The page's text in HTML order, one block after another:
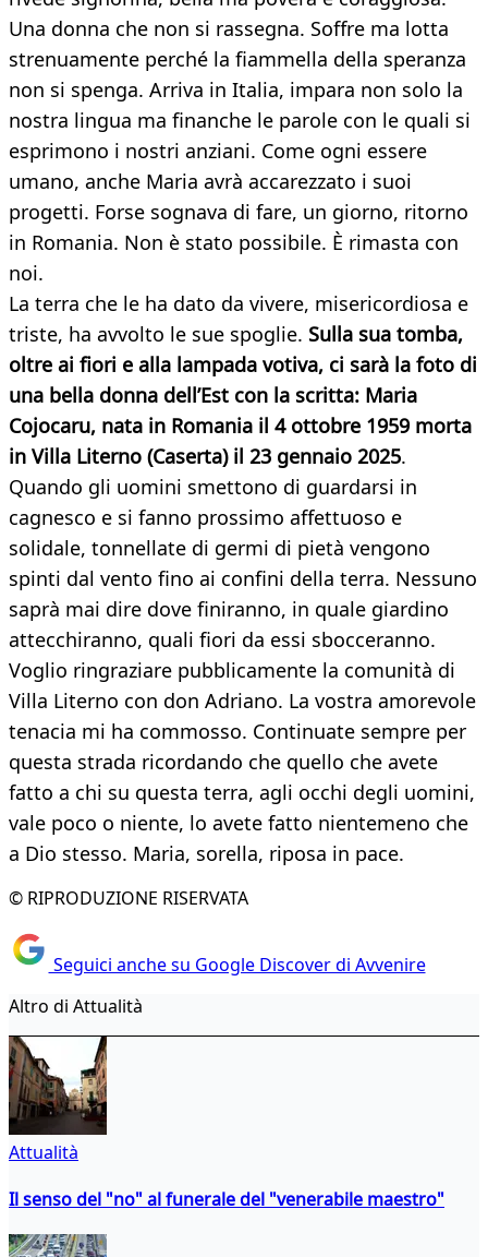
Una donna che non si rassegna. Soffre ma lotta
strenuamente perché la fiammella della speranza
non si spenga. Arriva in Italia, impara non solo la
nostra lingua ma finanche le parole con le quali si
esprimono i nostri anziani. Come ogni essere
umano, anche Maria avrà accarezzato i suoi
progetti. Forse sognava di fare, un giorno, ritorno
in Romania. Non è stato possibile. È rimasta con
noi.
La terra che le ha dato da vivere, misericordiosa e
triste, ha avvolto le sue spoglie. Sulla sua tomba,
oltre ai fiori e alla lampada votiva, ci sarà la foto di
una bella donna dell’Est con la scritta: Maria
Cojocaru, nata in Romania il 4 ottobre 1959 morta
in Villa Literno (Caserta) il 23 gennaio 2025.
Quando gli uomini smettono di guardarsi in
cagnesco e si fanno prossimo affettuoso e
solidale, tonnellate di germi di pietà vengono
spinti dal vento fino ai confini della terra. Nessuno
saprà mai dire dove finiranno, in quale giardino
attecchiranno, quali fiori da essi sbocceranno.
Voglio ringraziare pubblicamente la comunità di
Villa Literno con don Adriano. La vostra amorevole
tenacia mi ha commosso. Continuate sempre per
questa strada ricordando che quello che avete
fatto a chi su questa terra, agli occhi degli uomini,
vale poco o niente, lo avete fatto nientemeno che
a Dio stesso. Maria, sorella, riposa in pace.
© RIPRODUZIONE RISERVATA
Seguici anche su Google Discover di Avvenire
Altro di Attualità
Attualità
Il senso del "no" al funerale del "venerabile maestro"